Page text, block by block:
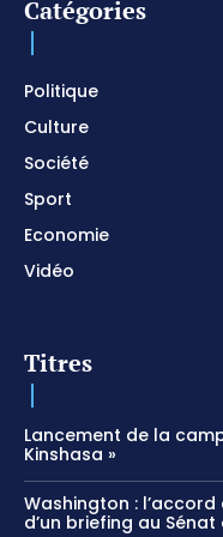
I
Catégories
Politique
Culture
Société
Sport
Economie
Vidéo
Titres
Lancement de la
Kinshasa »
Washington :
d’un briefing au